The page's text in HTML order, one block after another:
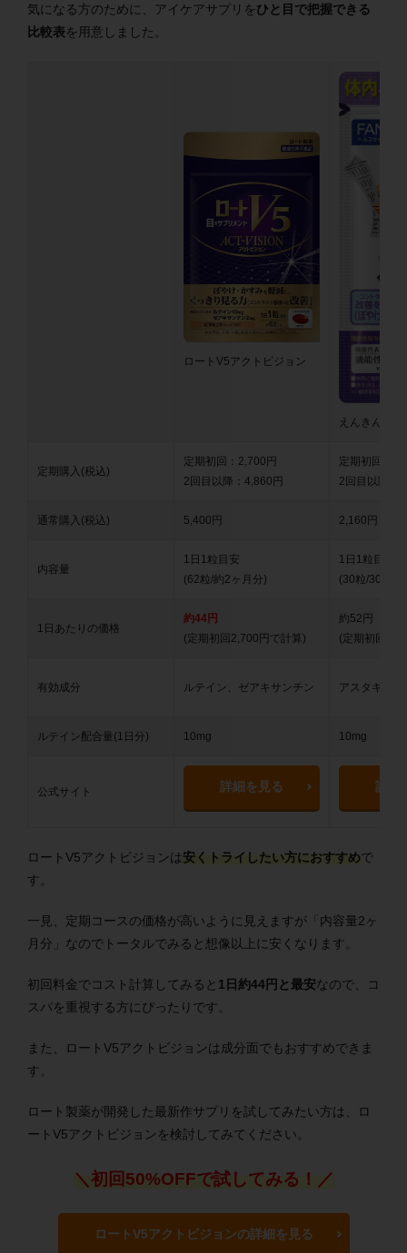
気になる方のために、アイケアサプリをひと目で把握できる
比較表を用意しました。
ロートV5アクトビジョン
えんきん
定期購入(税込)
定期初回：2,700円
2回目以降：4,860円
定期初回：
2回目以降：
通常購入(税込) 5,400円 2,160円
内容量
1日1粒目安
(62粒/約2ヶ月分)
1日1粒目安
(30粒/30日分)
1日あたりの価格
約44円
(定期初回2,700円で計算)
約52円
(定期初回
有効成分 ルテイン、ゼアキサンチン アスタキサ
ルテイン配合量(1日分) 10mg 10mg
公式サイト 詳細を見る 詳細
ロートV5アクトビジョンは安くトライしたい方におすすめで
す。
一見、定期コースの価格が高いように見えますが「内容量2ヶ
月分」なのでトータルでみると想像以上に安くなります。
初回料金でコスト計算してみると 1日約44円と最安なので、コ
スパを重視する方にぴったりです。
また、ロートV5アクトビジョンは成分面でもおすすめできま
す。
ロート製薬が開発した最新作サプリを試してみたい方は、ロ
ートV5アクトビジョンを検討してみてください。
＼初回50%OFFで試してみる！／
ロートV5アクトビジョンの詳細を見る